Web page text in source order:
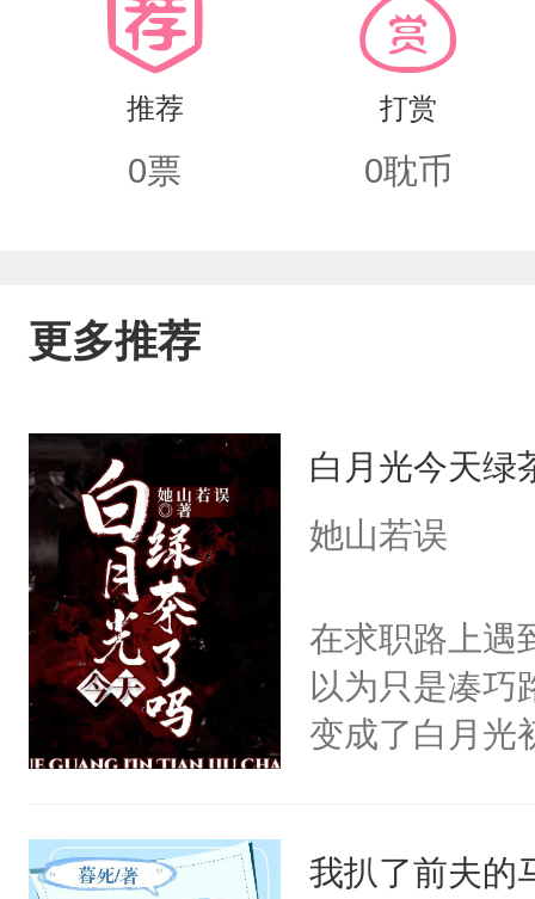
推荐
0票
打赏
0耽币
更多推荐
白月光今天绿
她山若误
在求职路上遇
以为只是凑巧
变成了白月光
领证。遇到前
我扒了前夫的